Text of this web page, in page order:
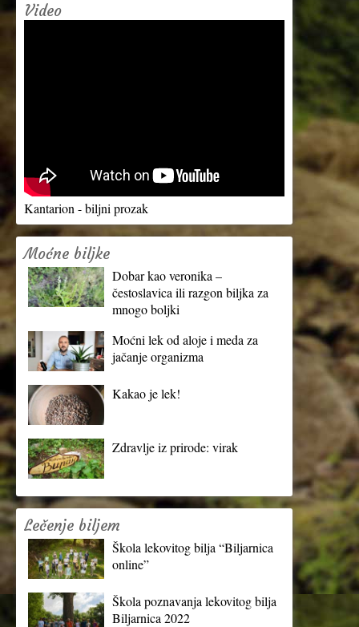
Video
Kantarion - biljni prozak
Moćne biljke
Dobar kao veronika –
čestoslavica ili razgon biljka za
mnogo boljki
Moćni lek od aloje i meda za
jačanje organizma
Kakao je lek!
Zdravlje iz prirode: virak
Lečenje biljem
Škola lekovitog bilja “Biljarnica
online”
Škola poznavanja lekovitog bilja
Biljarnica 2022